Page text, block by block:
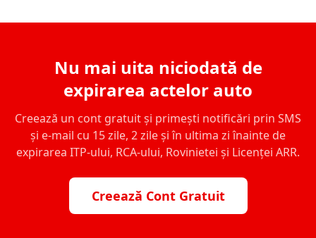
Nu mai uita niciodată de
expirarea actelor auto
Creează un cont gratuit și primești notificări prin SMS
și e-mail cu 15 zile, 2 zile și în ultima zi înainte de
expirarea ITP-ului, RCA-ului, Rovinietei și Licenței ARR.
Creează Cont Gratuit